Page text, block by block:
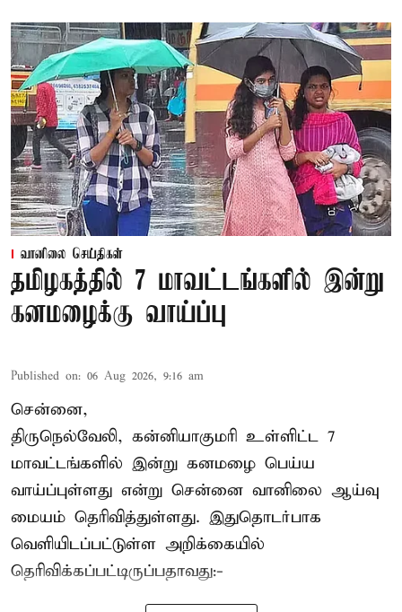
வானிலை செய்திகள்
தமிழகத்தில் 7 மாவட்டங்களில் இன்று
கனமழைக்கு வாய்ப்பு
Published on: 06 Aug 2026, 9:16 am
சென்னை,
திருநெல்வேலி, கன்னியாகுமரி உள்ளிட்ட 7
மாவட்டங்களில் இன்று கனமழை பெய்ய
வாய்ப்புள்ளது என்று சென்னை வானிலை ஆய்வு
மையம் தெரிவித்துள்ளது. இதுதொடர்பாக
வெளியிடப்பட்டுள்ள அறிக்கையில்
தெரிவிக்கப்பட்டிருப்பதாவது:-